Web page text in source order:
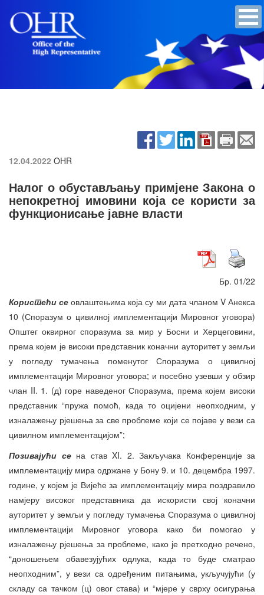
12.04.2022 OHR
Налог о обустављању примјене Закона о
непокретној имовини која се користи за
функционисање јавне власти
Бр. 01/22
Користећи се овлаштењима која су ми дата чланом V Анекса
10 (Споразум о цивилној имплементацији Мировног уговора)
Општег оквирног споразума за мир у Босни и Херцеговини,
према којем је високи представник коначни ауторитет у земљи
у погледу тумачења поменутог Споразума о цивилној
имплементацији Мировног уговора; и посебно узевши у обзир
члан II. 1. (д) горе наведеног Споразума, према којем високи
представник “пружа помоћ, када то оцијени неопходним, у
изналажењу рјешења за све проблеме који се појаве у вези са
цивилном имплементацијом”;
Позивајући сена став XI. 2. Закључака Конференције за
имплементацију мира одржане у Бону 9. и 10. децембра 1997.
године, у којем је Вијеће за имплементацију мира поздравило
намјеру високог представника да искористи свој коначни
ауторитет у земљи у погледу тумачења Споразума о цивилној
имплементацији Мировног уговора како би помогао у
изналажењу рјешења за проблеме, како је претходно речено,
“доношењем обавезујућих одлука, када то буде сматрао
неопходним”, у вези са одређеним питањима, укључујући (у
складу са тачком (ц) овог става) и “мјере у сврху осигурања